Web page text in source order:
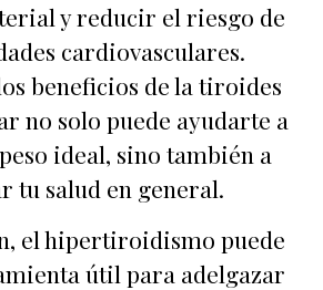
y reducir el riesgo de
cardiovasculares.
beneficios de la tiroides
no solo puede ayudarte a
ideal, sino también a
tu salud en general.
el hipertiroidismo puede
útil para adelgazar